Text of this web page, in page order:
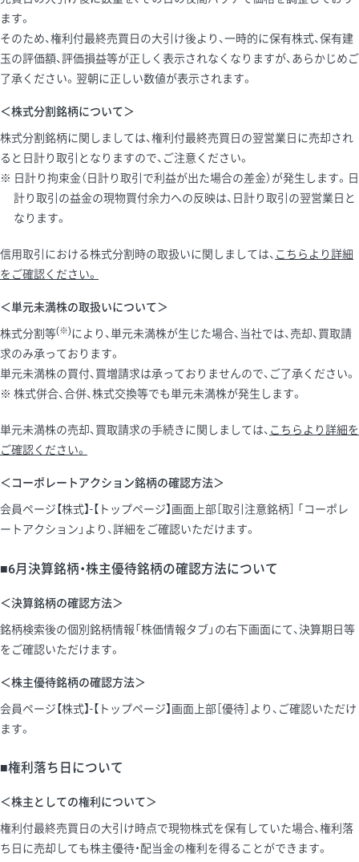
ます。
そのため、権利付最終売買日の大引け後より、一時的に保有株式、保有建
玉の評価額、評価損益等が正しく表示されなくなりますが、あらかじめご
了承ください。翌朝に正しい数値が表示されます。
＜株式分割銘柄について＞
株式分割銘柄に関しましては、権利付最終売買日の翌営業日に売却され
ると日計り取引となりますので、ご注意ください。
日計り拘束金（日計り取引で利益が出た場合の差金）が発生します。日
計り取引の益金の現物買付余力への反映は、日計り取引の翌営業日と
なります。
信用取引における株式分割時の取扱いに関しましては、 こちらより詳細
をご確認ください。
＜単元未満株の取扱いについて＞
株式分割等(※)により、単元未満株が生じた場合、当社では、売却、買取請
求のみ承っております。
単元未満株の買付、買増請求は承っておりませんので、ご了承ください。
株式併合、合併、株式交換等でも単元未満株が発生します。
単元未満株の売却、買取請求の手続きに関しましては、 こちらより詳細を
ご確認ください。
＜コーポレートアクション銘柄の確認方法＞
会員ページ【株式】-【トップページ】画面上部［取引注意銘柄］ 「コーポレ
ートアクション」より、詳細をご確認いただけます。
■6月決算銘柄・株主優待銘柄の確認方法について
＜決算銘柄の確認方法＞
銘柄検索後の個別銘柄情報「株価情報タブ」の右下画面にて、決算期日等
をご確認いただけます。
＜株主優待銘柄の確認方法＞
会員ページ【株式】-【トップページ】画面上部［優待］より、ご確認いただけ
ます。
■権利落ち日について
＜株主としての権利について＞
権利付最終売買日の大引け時点で現物株式を保有していた場合、権利落
ち日に売却しても株主優待・配当金の権利を得ることができます。